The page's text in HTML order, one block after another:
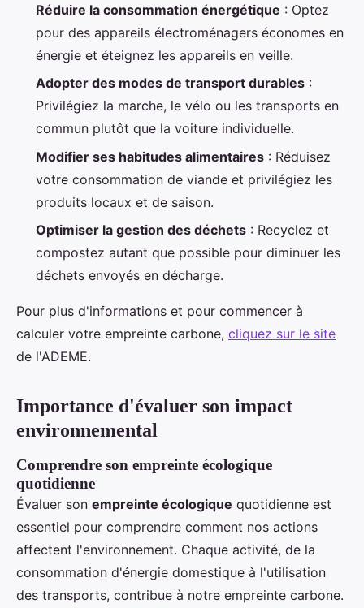
Réduire la consommation énergétique : Optez
pour des appareils électroménagers économes en
énergie et éteignez les appareils en veille.
Adopter des modes de transport durables :
Privilégiez la marche, le vélo ou les transports en
commun plutôt que la voiture individuelle.
Modifier ses habitudes alimentaires : Réduisez
votre consommation de viande et privilégiez les
produits locaux et de saison.
Optimiser la gestion des déchets : Recyclez et
compostez autant que possible pour diminuer les
déchets envoyés en décharge.
Pour plus d'informations et pour commencer à
calculer votre empreinte carbone, cliquez sur le site
de l'ADEME.
Importance d'évaluer son impact
environnemental
Comprendre son empreinte écologique
quotidienne
Évaluer son empreinte écologique quotidienne est
essentiel pour comprendre comment nos actions
affectent l'environnement. Chaque activité, de la
consommation d'énergie domestique à l'utilisation
des transports, contribue à notre empreinte carbone.